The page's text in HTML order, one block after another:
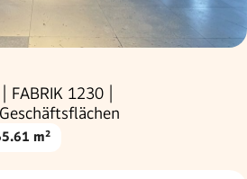
FABRIK 1230 |
m²